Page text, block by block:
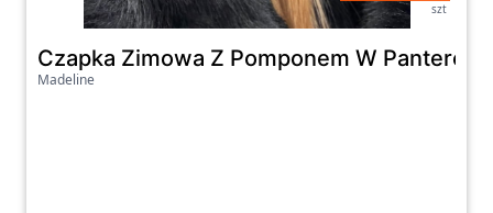
szt
Czapka Zimowa Z Pomponem W Panterę
Madeline